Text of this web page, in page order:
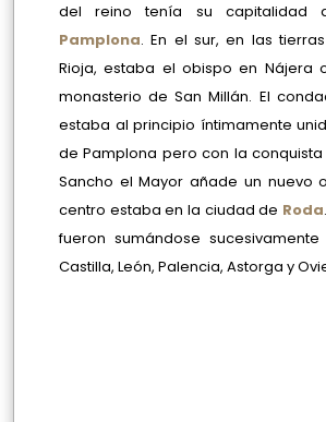
del reino tenía su capitalidad
Pamplona. En el sur, en las
Rioja, estaba el obispo en Nájera
monasterio de San Millán. El
estaba al principio íntimamente
de Pamplona pero con la conquista
Sancho el Mayor añade un nuevo
centro estaba en la ciudad de Roda
fueron sumándose
Castilla, León, Palencia, Astorga y